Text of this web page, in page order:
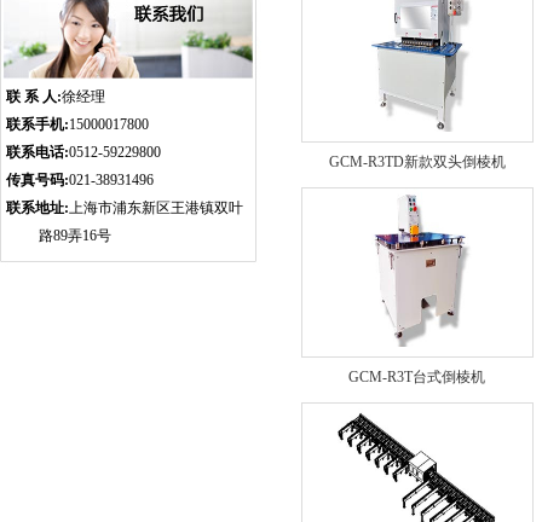
联 系 人:徐经理
联系手机:15000017800
联系电话:0512-59229800
传真号码:021-38931496
联系地址:上海市浦东新区王港镇双叶
路89弄16号
GCM-R3TD新款双头倒棱机
GCM-R3T台式倒棱机